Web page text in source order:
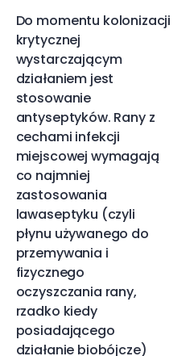
Do momentu kolonizacji
krytycznej
wystarczającym
działaniem jest
stosowanie
antyseptyków. Rany z
cechami infekcji
miejscowej wymagają
co najmniej
zastosowania
lawaseptyku (czyli
płynu używanego do
przemywania i
fizycznego
oczyszczania rany,
rzadko kiedy
posiadającego
działanie biobójcze)